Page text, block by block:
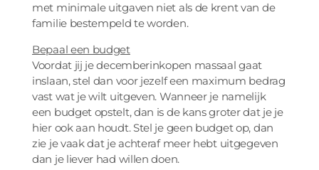
met minimale uitgaven niet als de krent van de
familie bestempeld te worden.
Bepaal een budget
Voordat jij je decemberinkopen massaal gaat
inslaan, stel dan voor jezelf een maximum bedrag
vast wat je wilt uitgeven. Wanneer je namelijk
een budget opstelt, dan is de kans groter dat je je
hier ook aan houdt. Stel je geen budget op, dan
zie je vaak dat je achteraf meer hebt uitgegeven
dan je liever had willen doen.